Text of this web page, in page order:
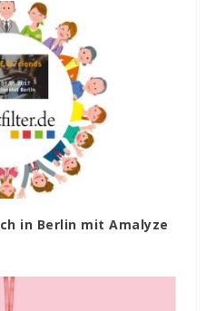
in Berlin mit Amalyze